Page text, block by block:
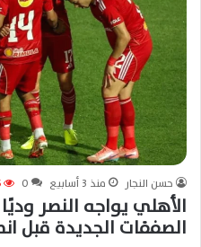
حسن النجار منذ 3 أسابيع 0
الأهلي يواجه النصر
الصفقات الجديدة قبل